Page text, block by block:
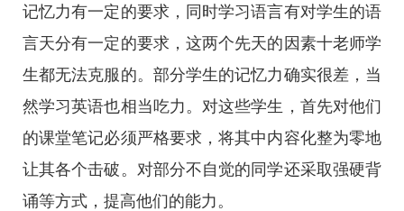
记忆力有一定的要求，同时学习语言有对学生的语
言天分有一定的要求，这两个先天的因素十老师学
生都无法克服的。部分学生的记忆力确实很差，当
然学习英语也相当吃力。对这些学生，首先对他们
的课堂笔记必须严格要求，将其中内容化整为零地
让其各个击破。对部分不自觉的同学还采取强硬背
诵等方式，提高他们的能力。